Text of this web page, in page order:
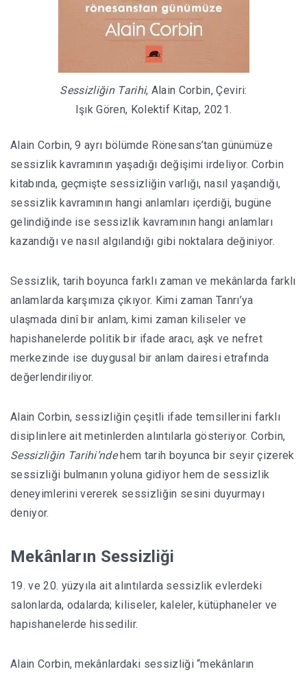
Sessizliğin Tarihi, Alain Corbin, Çeviri:
Işık Gören, Kolektif Kitap, 2021.
Alain Corbin, 9 ayrı bölümde Rönesans’tan günümüze
sessizlik kavramının yaşadığı değişimi irdeliyor. Corbin
kitabında, geçmişte sessizliğin varlığı, nasıl yaşandığı,
sessizlik kavramının hangi anlamları içerdiği, bugüne
gelindiğinde ise sessizlik kavramının hangi anlamları
kazandığı ve nasıl algılandığı gibi noktalara değiniyor.
Sessizlik, tarih boyunca farklı zaman ve mekânlarda farklı
anlamlarda karşımıza çıkıyor. Kimi zaman Tanrı’ya
ulaşmada dinî bir anlam, kimi zaman kiliseler ve
hapishanelerde politik bir ifade aracı, aşk ve nefret
merkezinde ise duygusal bir anlam dairesi etrafında
değerlendiriliyor.
Alain Corbin, sessizliğin çeşitli ifade temsillerini farklı
disiplinlere ait metinlerden alıntılarla gösteriyor. Corbin,
Sessizliğin Tarihi’nde hem tarih boyunca bir seyir çizerek
sessizliği bulmanın yoluna gidiyor hem de sessizlik
deneyimlerini vererek sessizliğin sesini duyurmayı
deniyor.
Mekânların Sessizliği
19. ve 20. yüzyıla ait alıntılarda sessizlik evlerdeki
salonlarda, odalarda; kiliseler, kaleler, kütüphaneler ve
hapishanelerde hissedilir.
Alain Corbin, mekânlardaki sessizliği “mekânların